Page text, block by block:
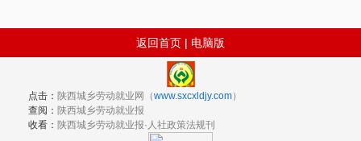
返回首页 | 电脑版
点击： 陕西城乡劳动就业网（www.sxcxldjy.com）
查阅： 陕西城乡劳动就业报
收看： 陕西城乡劳动就业报·人社政策法规刊